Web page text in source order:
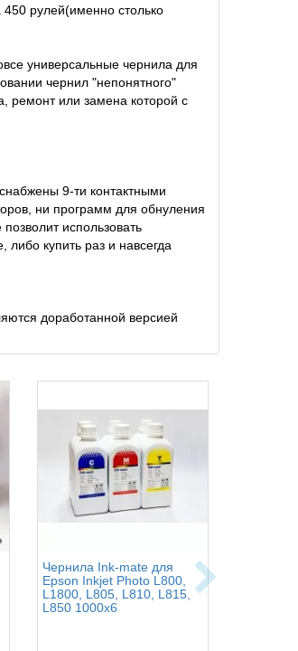
рулей(именно столько
универсальные чернила для
чернил "непонятного"
ремонт или замена которой с
9-ти контактными
ни программ для обнуления
использовать
купить раз и навсегда
доработанной версией
Чернила Ink-mate для
Epson Inkjet Photo L800,
L1800, L805, L810, L815,
L850 1000x6